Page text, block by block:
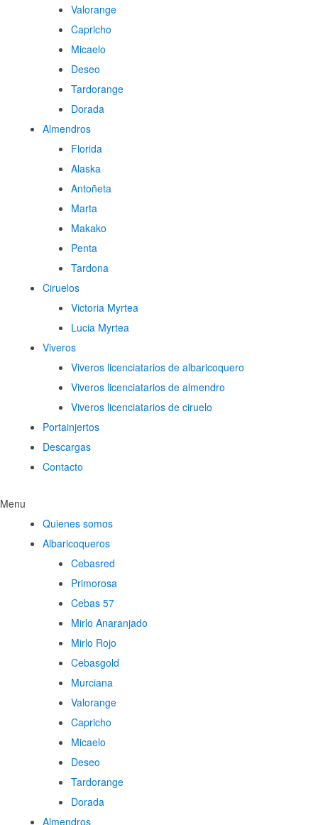
Valorange
Capricho
Micaelo
Deseo
Tardorange
Dorada
Almendros
Florida
Alaska
Antoñeta
Marta
Makako
Penta
Tardona
Ciruelos
Victoria Myrtea
Lucia Myrtea
Viveros
Viveros licenciatarios de albaricoquero​
Viveros licenciatarios de almendro​
Viveros licenciatarios de ciruelo
Portainjertos
Descargas
Contacto
Menu
Quienes somos
Albaricoqueros
Cebasred
Primorosa
Cebas 57
Mirlo Anaranjado
Mirlo Rojo
Cebasgold
Murciana
Valorange
Capricho
Micaelo
Deseo
Tardorange
Dorada
Almendros